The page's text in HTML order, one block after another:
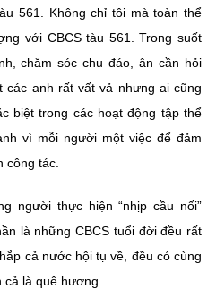
561. Không chỉ tôi mà toàn thể
với CBCS tàu 561. Trong suốt
chăm sóc chu đáo, ân cần hỏi
anh rất vất vả nhưng ai cũng
biệt trong các hoạt động tập thể
vì mỗi người một việc để đảm
công tác.
người thực hiện “nhịp cầu nối”
là những CBCS tuổi đời đều rất
cả nước hội tụ về, đều có cùng
là quê hương.